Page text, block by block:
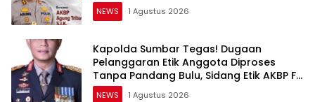
NEWS 1 Agustus 2026
Kapolda Sumbar Tegas! Dugaan
Pelanggaran Etik Anggota Diproses
Tanpa Pandang Bulu, Sidang Etik AKBP F
Dipercepat
NEWS 1 Agustus 2026